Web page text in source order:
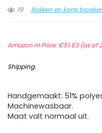
19
Rokken en korte
Amazon.nl Price:€51.63(as of
Shipping.
Handgemaakt: 51%
Machinewasbaar.
Maat valt normaal uit.